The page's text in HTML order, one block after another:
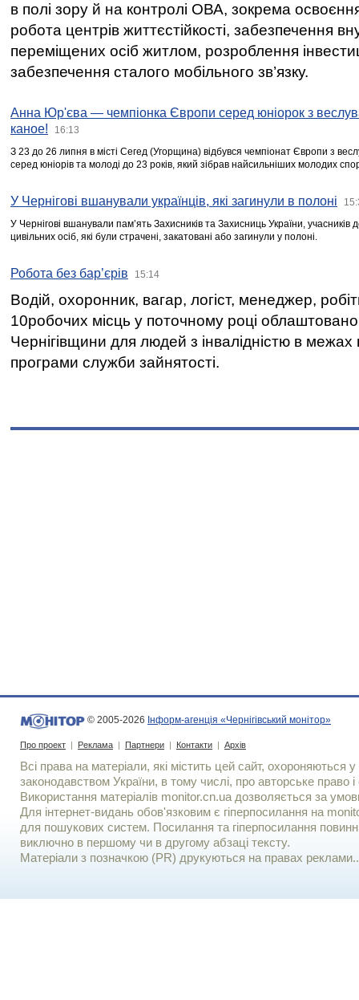
в полі зору й на контролі ОВА, зокрема освоєння
робота центрів життєстійкості, забезпечення
переміщених осіб житлом, розроблення
забезпечення сталого мобільного зв’язку.
Анна Юр'єва — чемпіонка Європи серед юніорок з
каное!
16:13
З 23 до 26 липня в місті Сегед (Угорщина) відбувся чемпіонат Європи з
серед юніорів та молоді до 23 років, який зібрав найсильніших молодих
У Чернігові вшанували українців, які загинули в полоні
У Чернігові вшанували пам’ять Захисників та Захисниць України,
цивільних осіб, які були страчені, закатовані або загинули у полоні.
Робота без бар’єрів 15:14
Водій, охоронник, вагар, логіст, менеджер,
10робочих місць у поточному році
Чернігівщини для людей з інвалідністю в межах
програми служби зайнятості.
© 2005-2026 Інформ-агенція «Чернігівський монітор»
Про проект | Реклама | Партнери | Контакти | Архів
Всі права на матеріали, які містить цей сайт, охороняються у
законодавством України, в тому числі, про авторське право і
Використання матерiалiв monitor.cn.ua дозволяється за
Для iнтернет-видань обов'язковим є гiперпосилання на
для пошукових систем. Посилання та гіперпосилання
виключно в першому чи в другому абзаці тексту.
Матеріали з позначкою (PR) друкуються на правах реклами..